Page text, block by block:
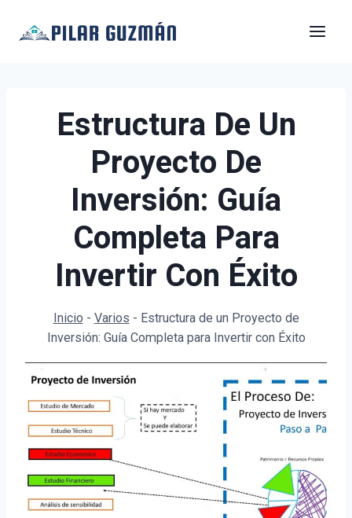
Estructura De Un
Proyecto De
Inversión: Guía
Completa Para
Invertir Con Éxito
Inicio - Varios - Estructura de un Proyecto de
Inversión: Guía Completa para Invertir con Éxito